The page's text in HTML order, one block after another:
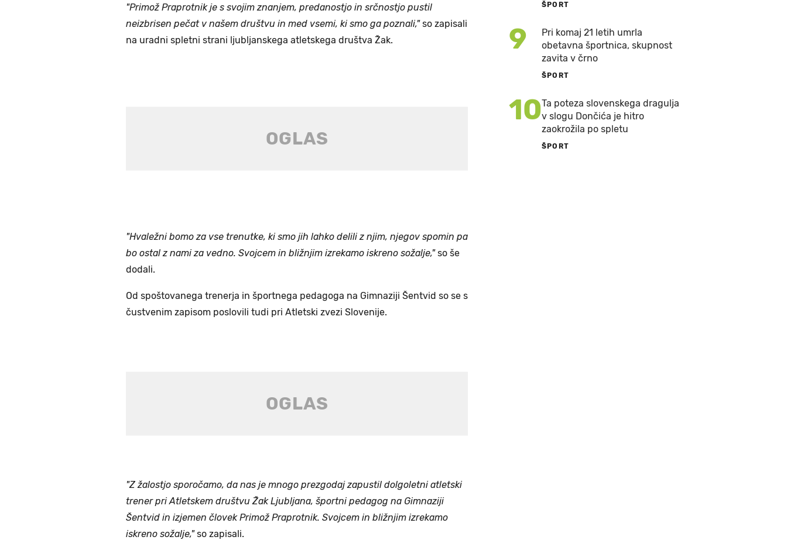
"Primož Praprotnik je s svojim znanjem, predanostjo in srčnostjo pustil
neizbrisen pečat v našem društvu in med vsemi, ki smo ga poznali,"so zapisali
na uradni spletni strani ljubljanskega atletskega društva Žak.
"Hvaležni bomo za vse trenutke, ki smo jih lahko delili z njim, njegov spomin pa
bo ostal z nami za vedno. Svojcem in bližnjim izrekamo iskreno sožalje,"so še
dodali.
Od spoštovanega trenerja in športnega pedagoga na Gimnaziji Šentvid so se s
čustvenim zapisom poslovili tudi pri Atletski zvezi Slovenije.
"Z žalostjo sporočamo, da nas je mnogo prezgodaj zapustil dolgoletni atletski
trener pri Atletskem društvu Žak Ljubljana, športni pedagog na Gimnaziji
Šentvid in izjemen človek Primož Praprotnik. Svojcem in bližnjim izrekamo
iskreno sožalje,"so zapisali.
ŠPORT
9
Pri komaj 21 letih umrla
obetavna športnica, skupnost
zavita v črno
ŠPORT
10Ta poteza slovenskega dragulja
v slogu Dončića je hitro
zaokrožila po spletu
ŠPORT